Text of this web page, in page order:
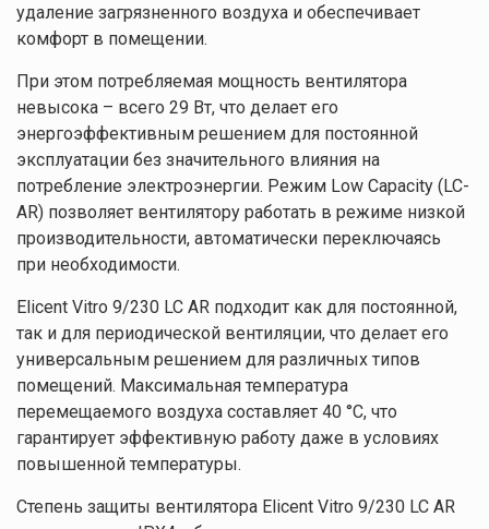
удаление загрязненного воздуха и обеспечивает
комфорт в помещении.
При этом потребляемая мощность вентилятора
невысока – всего 29 Вт, что делает его
энергоэффективным решением для постоянной
эксплуатации без значительного влияния на
потребление электроэнергии. Режим Low Capacity (LC-
AR) позволяет вентилятору работать в режиме низкой
производительности, автоматически переключаясь
при необходимости.
Elicent Vitro 9/230 LC AR подходит как для постоянной,
так и для периодической вентиляции, что делает его
универсальным решением для различных типов
помещений. Максимальная температура
перемещаемого воздуха составляет 40 °C, что
гарантирует эффективную работу даже в условиях
повышенной температуры.
Степень защиты вентилятора Elicent Vitro 9/230 LC AR